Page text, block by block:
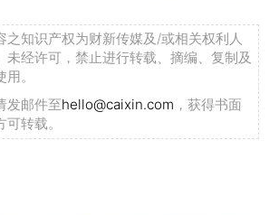
之知识产权为财新传媒及/或相关权利人
未经许可，禁止进行转载、摘编、复制及
。
发邮件至hello@caixin.com ，获得书面
转载。